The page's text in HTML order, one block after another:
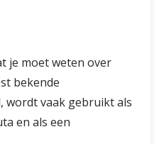
je moet weten over
bekende
wordt vaak gebruikt als
en als een